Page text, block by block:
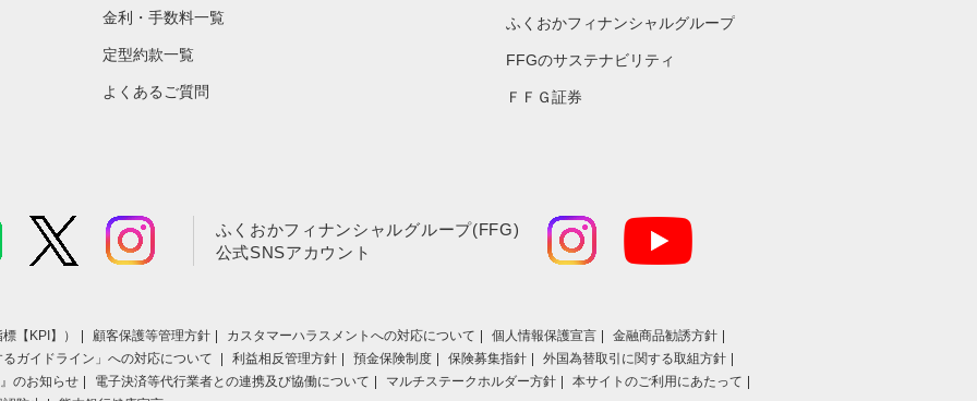
金利・手数料一覧
定型約款一覧
よくあるご質問
ふくおかフィナンシャルグループ
FFGのサステナビリティ
ＦＦＧ証券
ふくおかフィナンシャルグループ(FFG)
公式SNSアカウント
【KPI】） 顧客保護等管理方針 カスタマーハラスメントへの対応について 個人情報保護宣言
金融商品勧誘方針
るガイドライン」への対応について 利益相反管理方針 預金保険制度 保険募集指針
外国為替取引に関する取組方針
のお知らせ
電子決済等代行業者との連携及び協働について マルチステークホルダー方針
本サイトのご利用にあたって